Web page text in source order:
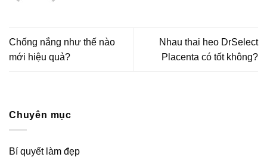
Chống nắng như thế nào
mới hiệu quả?
Nhau thai heo DrSelect
Placenta có tốt không?
Chuyên mục
Bí quyết làm đẹp